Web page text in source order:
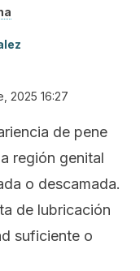
2025 16:27
de pene
región genital
o descamada.
de lubricación
suficiente o